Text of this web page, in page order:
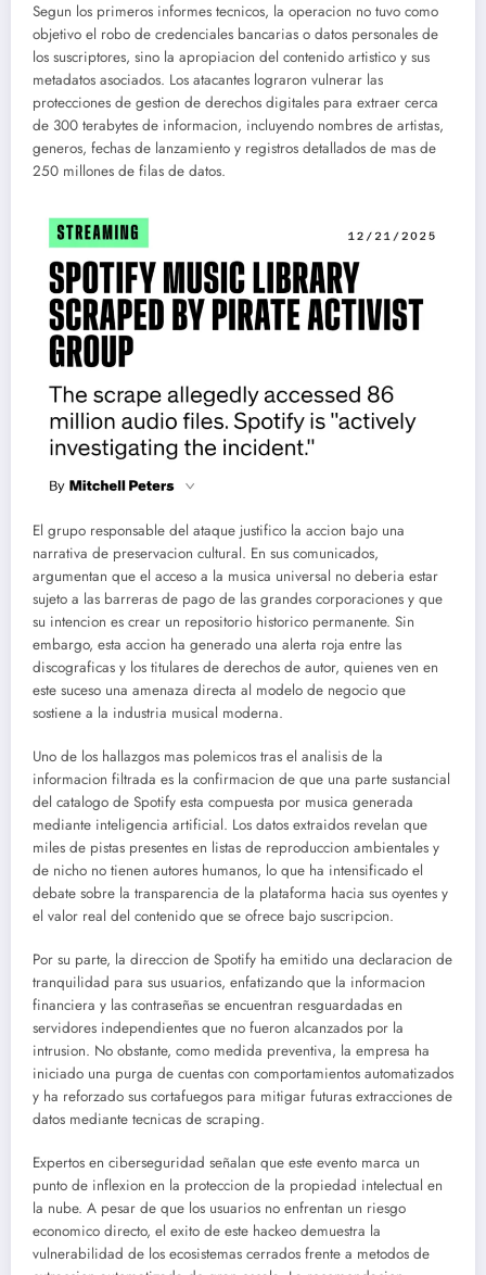
Segun los primeros informes tecnicos, la operacion no tuvo como
objetivo el robo de credenciales bancarias o datos personales de
los suscriptores, sino la apropiacion del contenido artistico y sus
metadatos asociados. Los atacantes lograron vulnerar las
protecciones de gestion de derechos digitales para extraer cerca
de 300 terabytes de informacion, incluyendo nombres de artistas,
generos, fechas de lanzamiento y registros detallados de mas de
250 millones de filas de datos.
El grupo responsable del ataque justifico la accion bajo una
narrativa de preservacion cultural. En sus comunicados,
argumentan que el acceso a la musica universal no deberia estar
sujeto a las barreras de pago de las grandes corporaciones y que
su intencion es crear un repositorio historico permanente. Sin
embargo, esta accion ha generado una alerta roja entre las
discograficas y los titulares de derechos de autor, quienes ven en
este suceso una amenaza directa al modelo de negocio que
sostiene a la industria musical moderna.
Uno de los hallazgos mas polemicos tras el analisis de la
informacion filtrada es la confirmacion de que una parte sustancial
del catalogo de Spotify esta compuesta por musica generada
mediante inteligencia artificial. Los datos extraidos revelan que
miles de pistas presentes en listas de reproduccion ambientales y
de nicho no tienen autores humanos, lo que ha intensificado el
debate sobre la transparencia de la plataforma hacia sus oyentes y
el valor real del contenido que se ofrece bajo suscripcion.
Por su parte, la direccion de Spotify ha emitido una declaracion de
tranquilidad para sus usuarios, enfatizando que la informacion
financiera y las contraseñas se encuentran resguardadas en
servidores independientes que no fueron alcanzados por la
intrusion. No obstante, como medida preventiva, la empresa ha
iniciado una purga de cuentas con comportamientos automatizados
y ha reforzado sus cortafuegos para mitigar futuras extracciones de
datos mediante tecnicas de scraping.
Expertos en ciberseguridad señalan que este evento marca un
punto de inflexion en la proteccion de la propiedad intelectual en
la nube. A pesar de que los usuarios no enfrentan un riesgo
economico directo, el exito de este hackeo demuestra la
vulnerabilidad de los ecosistemas cerrados frente a metodos de